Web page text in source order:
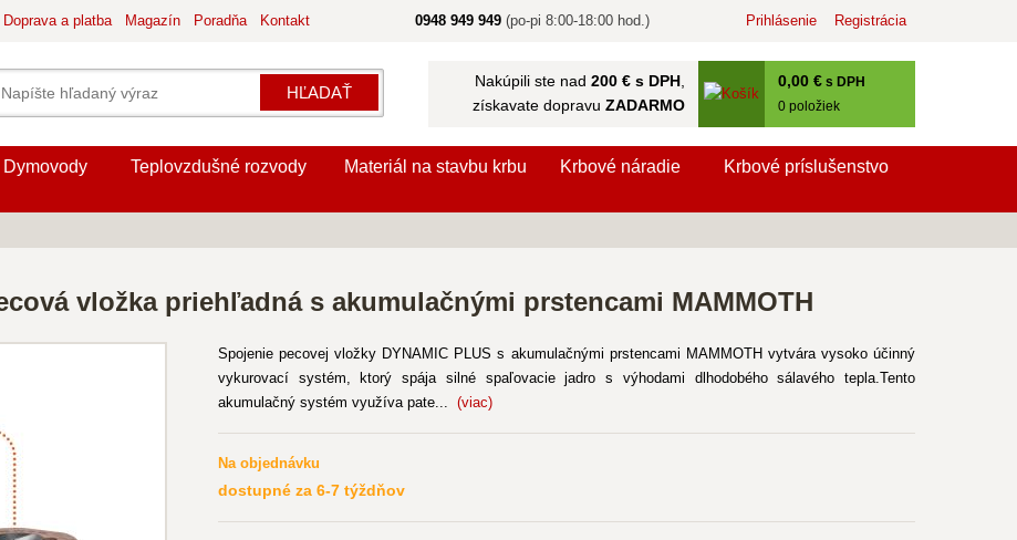
HĽADAŤ
Nakúpili ste nad 200 € s DPH ,
získavate dopravu ZADARMO
0,00 € s DPH
0 položiek
Prihlásenie Registrácia
0948 949 949 (po-pi 8:00-18:00 hod.)
Doprava a platba Magazín Poradňa Kontakt
Dymovody Teplovzdušné rozvody Materiál na stavbu krbu Krbové náradie Krbové príslušenstvo
vložka priehľadná s akumulačnými prstencami MAMMOTH
Spojenie pecovej vložky DYNAMIC PLUS s akumulačnými prstencami MAMMOTH vytvára vysoko účinný
vykurovací systém, ktorý spája silné spaľovacie jadro s výhodami dlhodobého sálavého tepla.Tento
akumulačný systém využíva pate... (viac)
Na objednávku
dostupné za 6-7 týždňov